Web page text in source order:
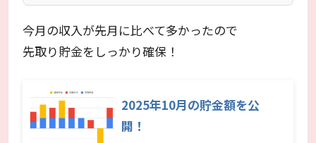
今月の収入が先月に比べて多かったので
先取り貯金をしっかり確保！
2025年10月の貯金額を公
開！